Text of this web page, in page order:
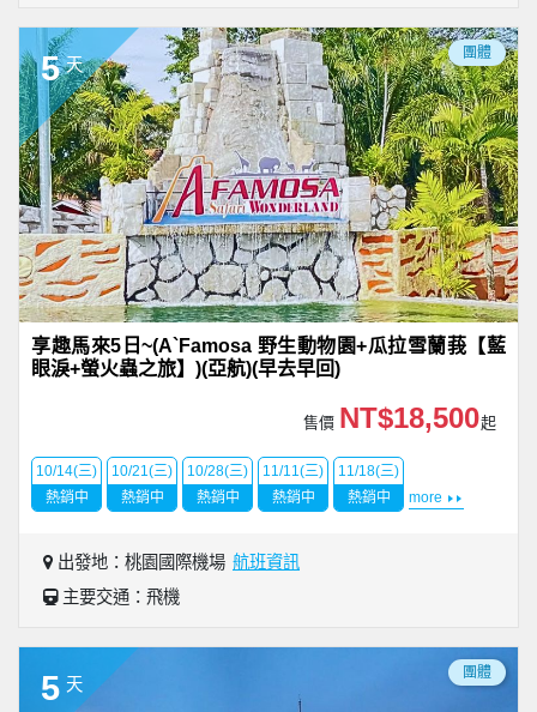
5 天
團體
享趣馬來5日~(A`Famosa 野生動物園+瓜拉雪蘭莪【藍
眼淚+螢火蟲之旅】)(亞航)(早去早回)
售價 NT$18,500起
10/14(三)
熱銷中
10/21(三)
熱銷中
10/28(三)
熱銷中
11/11(三)
熱銷中
11/18(三)
熱銷中
more
出發地：桃園國際機場 航班資訊
主要交通：飛機
5 天
團體